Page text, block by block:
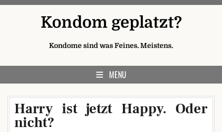
Kondom geplatzt?
Kondome sind was Feines. Meistens.
MENU
Harry ist jetzt Happy. Oder
nicht?